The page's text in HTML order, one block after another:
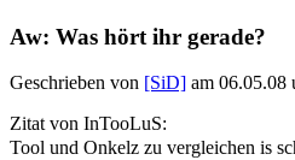
Aw: Was hört ihr gerade?
Geschrieben von [SiD] am 06.05.08
Zitat von InTooLuS:
Tool und Onkelz zu vergleichen is